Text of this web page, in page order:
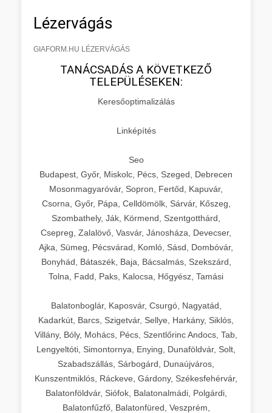
Lézervágás
GIAFORM.HU LÉZERVÁGÁS
TANÁCSADÁS A KÖVETKEZŐ
TELEPÜLÉSEKEN:
Keresőoptimalizálás
Linképítés
Seo
Budapest, Győr, Miskolc, Pécs, Szeged, Debrecen
Mosonmagyaróvár, Sopron, Fertőd, Kapuvár,
Csorna, Győr, Pápa, Celldömölk, Sárvár, Kőszeg,
Szombathely, Ják, Körmend, Szentgotthárd,
Csepreg, Zalalövő, Vasvár, Jánosháza, Devecser,
Ajka, Sümeg, Pécsvárad, Komló, Sásd, Dombóvár,
Bonyhád, Bátaszék, Baja, Bácsalmás, Szekszárd,
Tolna, Fadd, Paks, Kalocsa, Hőgyész, Tamási
Balatonboglár, Kaposvár, Csurgó, Nagyatád,
Kadarkút, Barcs, Szigetvár, Sellye, Harkány, Siklós,
Villány, Bóly, Mohács, Pécs, Szentlőrinc Andocs, Tab,
Lengyeltóti, Simontornya, Enying, Dunaföldvár, Solt,
Szabadszállás, Sárbogárd, Dunaújváros,
Kunszentmiklós, Ráckeve, Gárdony, Székesfehérvár,
Balatonföldvár, Siófok, Balatonalmádi, Polgárdi,
Balatonfűzfő, Balatonfüred, Veszprém,